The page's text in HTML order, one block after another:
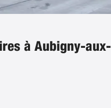
à Aubigny-aux-